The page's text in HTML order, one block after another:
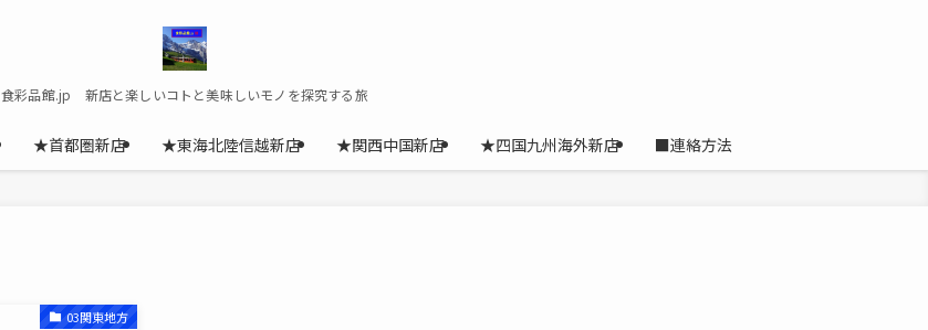
食彩品館.jp 新店と楽しいコトと美味しいモノを探究する旅
★首都圏新店 ★東海北陸信越新店 ★関西中国新店 ★四国九州海外新店 ■連絡方法
03関東地方